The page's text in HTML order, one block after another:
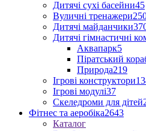
Дитячі сухі басейни45
Вуличні тренажери
Дитячі майданчики
Дитячі гімнастичні
Аквапарк5
Піратський
Природа219
Ігрові конструктори
Ігрові модулі37
Скеледроми для дітей
Фітнес та аеробіка2643
Каталог